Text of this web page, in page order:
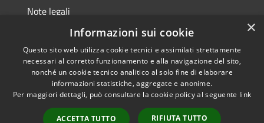
Note legali
Dichiarazione di accessibilità
RSS
Accessibilità
Copyright © 2026 • Città di
Comacchio • Powered by
Municipium• Accesso
×
Informazioni sui cookie
Questo sito web utilizza cookie tecnici e assimilati strettamente
necessari al corretto funzionamento e alla navigazione del sito,
nonché un cookie tecnico analitico al solo fine di elaborare
informazioni statistiche, aggregate e anonime.
Per maggiori dettagli, può consultare la cookie policy al seguente link
ACCETTA TUTTO RIFIUTA TUTTO